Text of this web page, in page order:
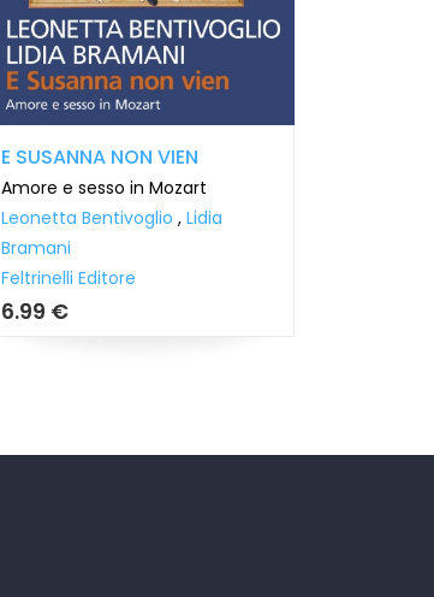
E SUSANNA NON VIEN
Amore e sesso in Mozart
Leonetta Bentivoglio , Lidia
Bramani
Feltrinelli Editore
6.99 €